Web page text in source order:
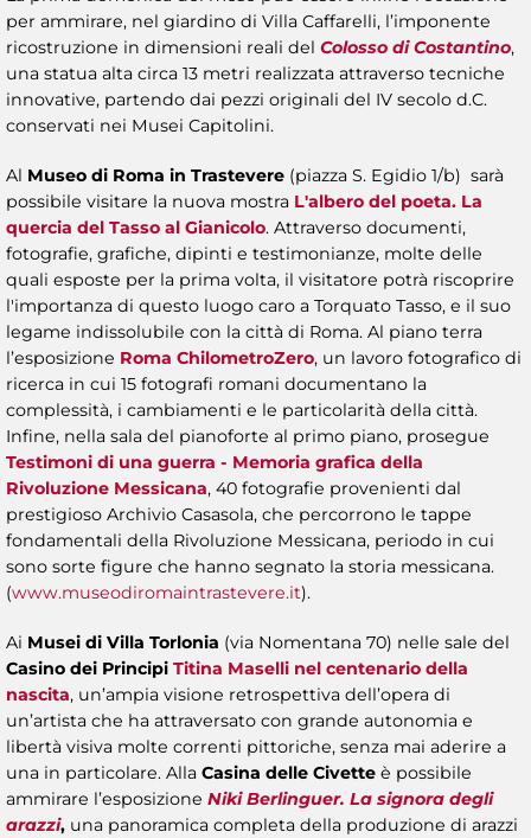
per ammirare, nel giardino di Villa Caffarelli, l’imponente
ricostruzione in dimensioni reali del Colosso di Costantino,
una statua alta circa 13 metri realizzata attraverso tecniche
innovative, partendo dai pezzi originali del IV secolo d.C.
conservati nei Musei Capitolini.
Al Museo di Roma in Trastevere (piazza S. Egidio 1/b) sarà
possibile visitare la nuova mostra L'albero del poeta. La
quercia del Tasso al Gianicolo. Attraverso documenti,
fotografie, grafiche, dipinti e testimonianze, molte delle
quali esposte per la prima volta, il visitatore potrà riscoprire
l'importanza di questo luogo caro a Torquato Tasso, e il suo
legame indissolubile con la città di Roma. Al piano terra
l’esposizione Roma ChilometroZero, un lavoro fotografico di
ricerca in cui 15 fotografi romani documentano la
complessità, i cambiamenti e le particolarità della città.
Infine, nella sala del pianoforte al primo piano, prosegue
Testimoni di una guerra - Memoria grafica della
Rivoluzione Messicana, 40 fotografie provenienti dal
prestigioso Archivio Casasola, che percorrono le tappe
fondamentali della Rivoluzione Messicana, periodo in cui
sono sorte figure che hanno segnato la storia messicana.
(www.museodiromaintrastevere.it).
Ai Musei di Villa Torlonia (via Nomentana 70) nelle sale del
Casino dei Principi Titina Maselli nel centenario della
nascita, un’ampia visione retrospettiva dell’opera di
un’artista che ha attraversato con grande autonomia e
libertà visiva molte correnti pittoriche, senza mai aderire a
una in particolare. Alla Casina delle Civette è possibile
ammirare l’esposizione Niki Berlinguer. La signora degli
arazzi, una panoramica completa della produzione di arazzi